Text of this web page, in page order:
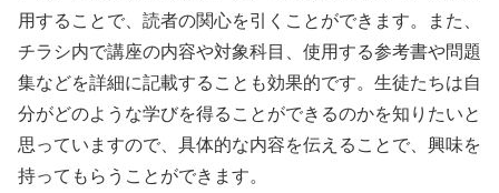
用することで、読者の関心を引くことができます。また、
チラシ内で講座の内容や対象科目、使用する参考書や問題
集などを詳細に記載することも効果的です。生徒たちは自
分がどのような学びを得ることができるのかを知りたいと
思っていますので、具体的な内容を伝えることで、興味を
持ってもらうことができます。